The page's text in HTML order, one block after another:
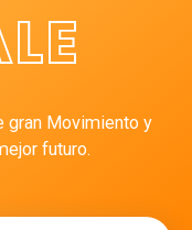
gran Movimiento y
futuro.